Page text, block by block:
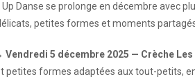
Up Danse se prolonge en décembre avec
petites formes et moments
Vendredi 5 décembre 2025 — Crèche
petites formes adaptées aux tout-petits,